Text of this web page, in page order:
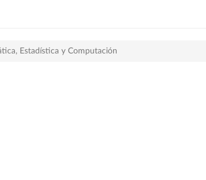
Estadística y Computación